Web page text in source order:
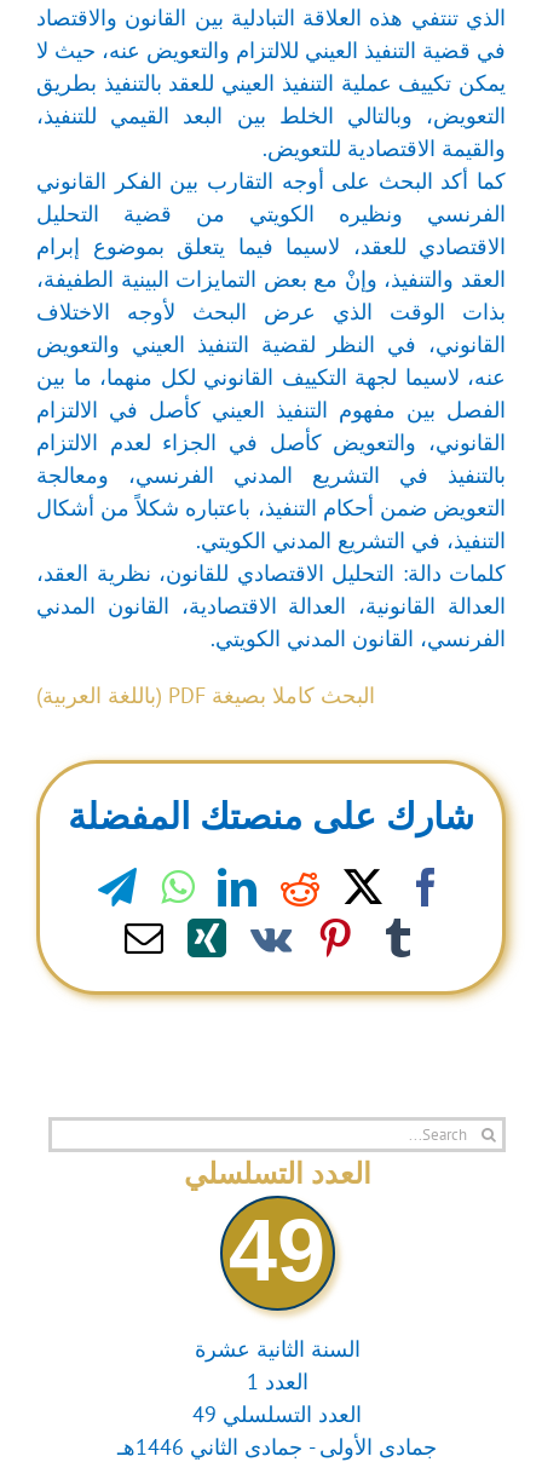
الذي تنتفي هذه العلاقة التبادلية بين القانون والاقتصاد
في قضية التنفيذ العيني للالتزام والتعويض عنه، حيث لا
يمكن تكييف عملية التنفيذ العيني للعقد بالتنفيذ بطريق
التعويض، وبالتالي الخلط بين البعد القيمي للتنفيذ،
والقيمة الاقتصادية للتعويض.
كما أكد البحث على أوجه التقارب بين الفكر القانوني
الفرنسي ونظيره الكويتي من قضية التحليل
الاقتصادي للعقد، لاسيما فيما يتعلق بموضوع إبرام
العقد والتنفيذ، وإنْ مع بعض التمايزات البينية الطفيفة،
بذات الوقت الذي عرض البحث لأوجه الاختلاف
القانوني، في النظر لقضية التنفيذ العيني والتعويض
عنه، لاسيما لجهة التكييف القانوني لكل منهما، ما بين
الفصل بين مفهوم التنفيذ العيني كأصل في الالتزام
القانوني، والتعويض كأصل في الجزاء لعدم الالتزام
بالتنفيذ في التشريع المدني الفرنسي، ومعالجة
التعويض ضمن أحكام التنفيذ، باعتباره شكلاً من أشكال
التنفيذ، في التشريع المدني الكويتي.
كلمات دالة: التحليل الاقتصادي للقانون، نظرية العقد،
العدالة القانونية، العدالة الاقتصادية، القانون المدني
الفرنسي، القانون المدني الكويتي.
البحث كاملا بصيغة PDF (باللغة العربية)
شارك على منصتك المفضلة
Facebook
X
Reddit
LinkedIn
Tumblr
Pinterest
Vk
Xing
Email
Search
العدد التسلسلي
49
السنة الثانية عشرة
العدد 1
العدد التسلسلي 49
جمادى الأولى - جمادى الثاني 1446هـ